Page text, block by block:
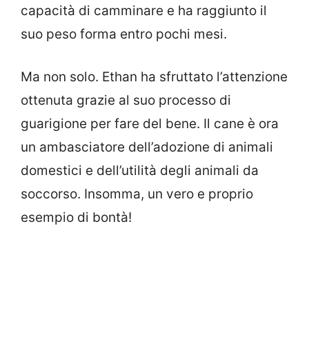
capacità di camminare e ha raggiunto il
suo peso forma entro pochi mesi.
Ma non solo. Ethan ha sfruttato l’attenzione
ottenuta grazie al suo processo di
guarigione per fare del bene. Il cane è ora
un ambasciatore dell’adozione di animali
domestici e dell’utilità degli animali da
soccorso. Insomma, un vero e proprio
esempio di bontà!